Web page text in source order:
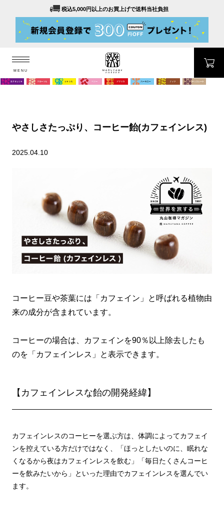
税込5,000円以上のお買上げで送料当社負担
MENU
MENU
やさしさたっぷり、コーヒー飴(カフェインレス)
2025.04.10
コーヒー豆や茶葉には「カフェイン」と呼ばれる植物由
来の成分が含まれています。
コーヒーの場合は、カフェインを90％以上除去したも
のを「カフェインレス」と表示できます。
【カフェインレスな飴の開発経緯】
カフェインレスのコーヒーを選ぶ方は、体調によってカフェイ
ンを控えている方だけではなく、「ほっとしたいのに、眠れな
くなるから夜はカフェインレスを飲む」「毎日たくさんコーヒ
ーを飲みたいから」といった理由でカフェインレスを選んでい
ます。